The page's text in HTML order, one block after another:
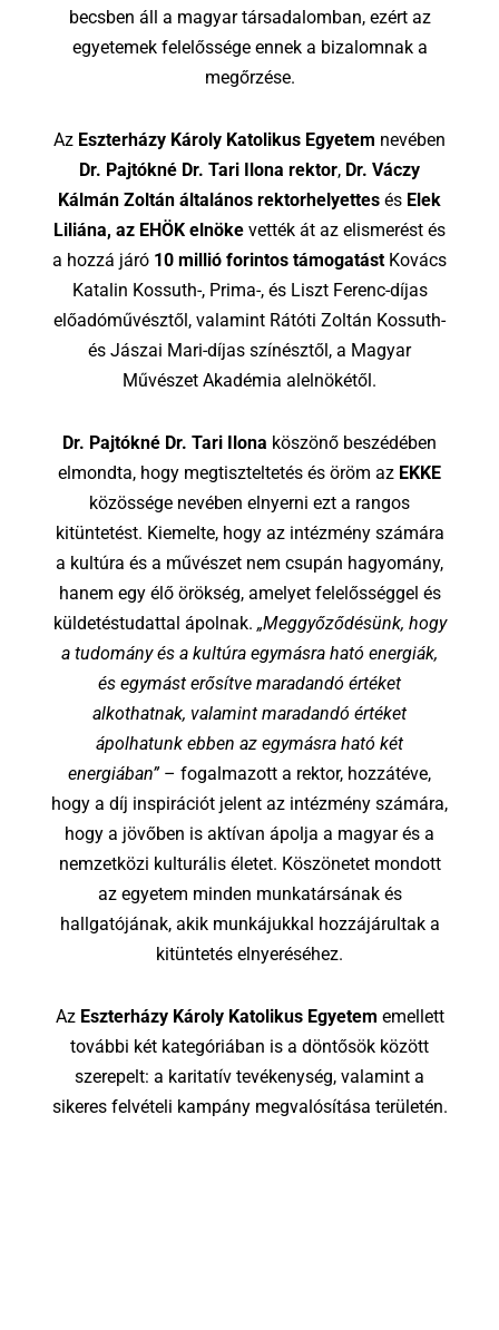
becsben áll a magyar társadalomban, ezért az
egyetemek felelőssége ennek a bizalomnak a
megőrzése.
Az Eszterházy Károly Katolikus Egyetem nevében
Dr. Pajtókné Dr. Tari Ilona rektor, Dr. Váczy
Kálmán Zoltán általános rektorhelyettes és Elek
Liliána, az EHÖK elnöke vették át az elismerést és
a hozzá járó 10 millió forintos támogatást Kovács
Katalin Kossuth-, Prima-, és Liszt Ferenc-díjas
előadóművésztől, valamint Rátóti Zoltán Kossuth-
és Jászai Mari-díjas színésztől, a Magyar
Művészet Akadémia alelnökétől.
Dr. Pajtókné Dr. Tari Ilona köszönő beszédében
elmondta, hogy megtiszteltetés és öröm az EKKE
közössége nevében elnyerni ezt a rangos
kitüntetést. Kiemelte, hogy az intézmény számára
a kultúra és a művészet nem csupán hagyomány,
hanem egy élő örökség, amelyet felelősséggel és
küldetéstudattal ápolnak. „Meggyőződésünk, hogy
a tudomány és a kultúra egymásra ható energiák,
és egymást erősítve maradandó értéket
alkothatnak, valamint maradandó értéket
ápolhatunk ebben az egymásra ható két
energiában”– fogalmazott a rektor, hozzátéve,
hogy a díj inspirációt jelent az intézmény számára,
hogy a jövőben is aktívan ápolja a magyar és a
nemzetközi kulturális életet. Köszönetet mondott
az egyetem minden munkatársának és
hallgatójának, akik munkájukkal hozzájárultak a
kitüntetés elnyeréséhez.
Az Eszterházy Károly Katolikus Egyetem emellett
további két kategóriában is a döntősök között
szerepelt: a karitatív tevékenység, valamint a
sikeres felvételi kampány megvalósítása területén.